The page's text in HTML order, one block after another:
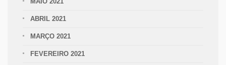
ABRIL 2021
MARÇO 2021
FEVEREIRO 2021